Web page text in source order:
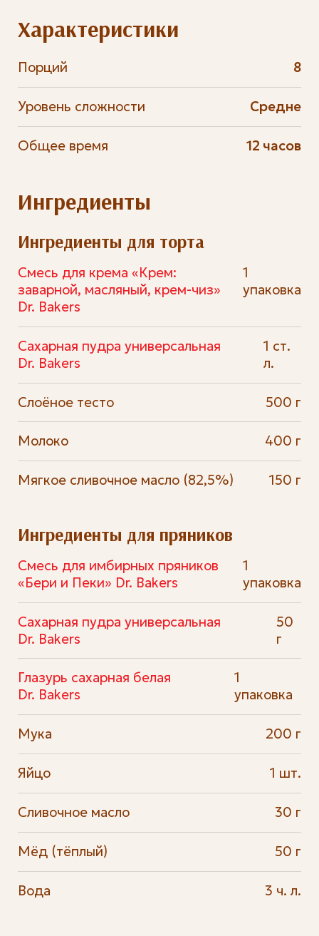
Характеристики
Порций 8
Уровень сложности Средне
Общее время 12 часов
Ингредиенты
Ингредиенты для торта
Смесь для крема «Крем:
заварной, масляный, крем-чиз»
Dr. Bakers
1
упаковка
Сахарная пудра универсальная
Dr. Bakers
1 ст.
л.
Слоёное тесто 500 г
Молоко 400 г
Мягкое сливочное масло (82,5%) 150 г
Ингредиенты для пряников
Смесь для имбирных пряников
«Бери и Пеки» Dr. Bakers
1
упаковка
Сахарная пудра универсальная
Dr. Bakers
50
г
Глазурь сахарная белая
Dr. Bakers
1
упаковка
Мука 200 г
Яйцо 1 шт.
Сливочное масло 30 г
Мёд (тёплый) 50 г
Вода 3 ч. л.